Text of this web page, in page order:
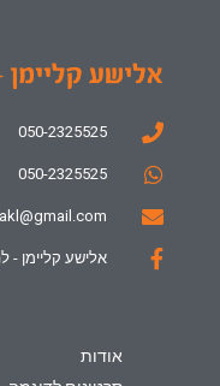
050-2325525
050-2325525
אלישע קליימן -
אודות